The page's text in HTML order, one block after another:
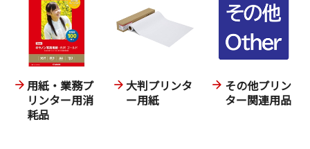
用紙・業務プ
リンター用消
耗品
大判プリンタ
ー用紙
その他プリン
ター関連用品